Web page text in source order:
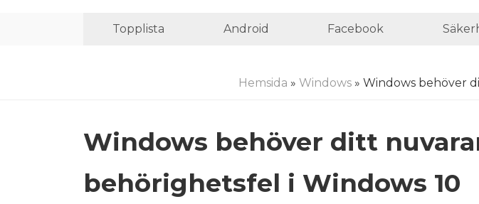
Topplista Android Facebook
Hemsida » Windows » Windows behöver
Windows behöver ditt
behörighetsfel i Windows 10